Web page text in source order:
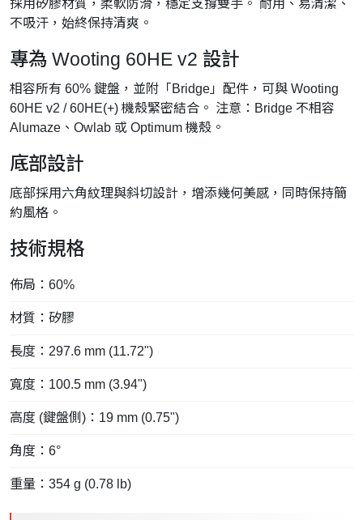
採用矽膠材質，柔軟防滑，穩定支撐雙手。 耐用、易清潔、
不吸汗，始終保持清爽。
專為 Wooting 60HE v2 設計
相容所有 60% 鍵盤，並附「Bridge」配件，可與 Wooting
60HE v2 / 60HE(+) 機殼緊密結合。 注意：Bridge 不相容
Alumaze、Owlab 或 Optimum 機殼。
底部設計
底部採用六角紋理與斜切設計，增添幾何美感，同時保持簡
約風格。
技術規格
佈局：60%
材質：矽膠
長度：297.6 mm (11.72")
寬度：100.5 mm (3.94")
高度 (鍵盤側)：19 mm (0.75")
角度：6°
重量：354 g (0.78 lb)